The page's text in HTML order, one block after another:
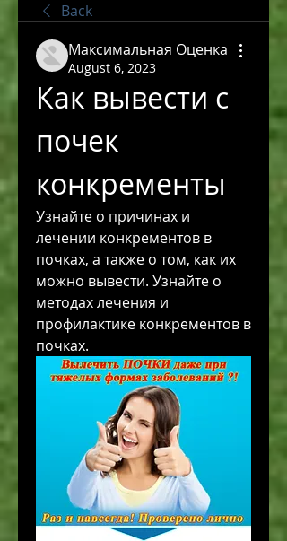
Back
Максимальная Оценка
August 6, 2023
Как вывести с
почек
конкременты
Узнайте о причинах и
лечении конкрементов в
почках, а также о том, как их
можно вывести. Узнайте о
методах лечения и
профилактике конкрементов в
почках.